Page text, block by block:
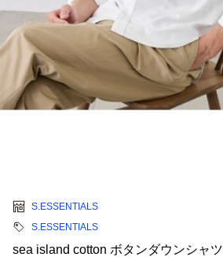
S.ESSENTIALS
S.ESSENTIALS
sea island cotton ボタンダウンシャツ